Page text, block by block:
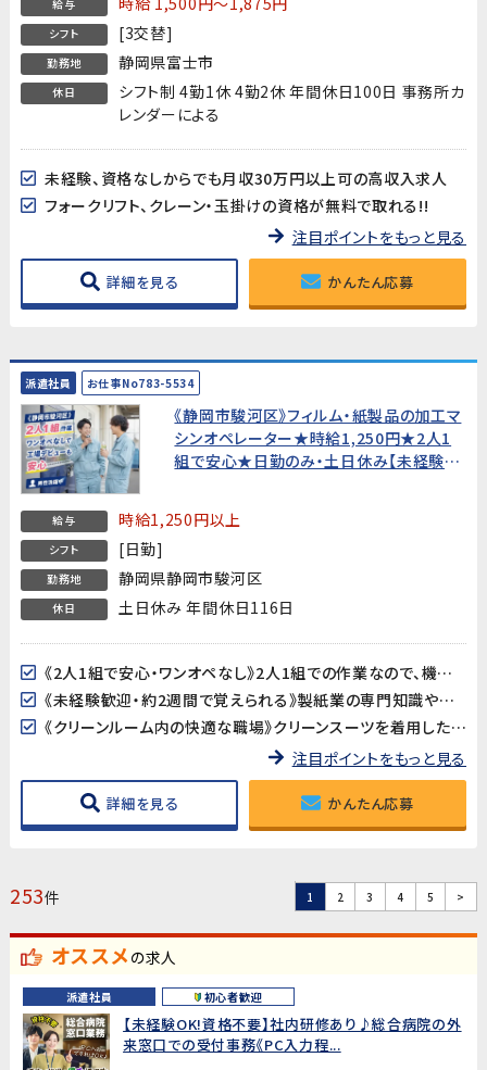
給与
シフト [3交替]
勤務地 静岡県富士市
休日
シフト制 4勤1休 4勤2休 年間休日100日 事務所カ
レンダーによる
未経験、資格なしからでも月収30万円以上可の高収入求人
フォークリフト、クレーン・玉掛けの資格が無料で取れる!!
注目ポイントをもっと見る
詳細を見る かんたん応募
派遣社員 お仕事No783-5534
《静岡市駿河区》フィルム・紙製品の加工マ
シンオペレーター★時給1,250円★2人1
組で安心★日勤のみ・土日休み【未経験歓
給与 時給1,250円以上
シフト [日勤]
勤務地 静岡県静岡市駿河区
休日 土日休み 年間休日116日
《2人1組で安心・ワンオペなし》2人1組での作業なので、機械トラブルや不明点があってもすぐに相談できます。一人で抱え込む心配がない、チームワークで取り組める職場です。
《未経験歓迎・約2週間で覚えられる》製紙業の専門知識や特別な資格は不要です。先輩スタッフのサポートを受けながら、約2週間で作業に慣れることができます。
《クリーンルーム内の快適な職場》クリーンスーツを着用したクリーンルーム内での作業です。空調完備で年中快適な温度が保たれており、気になるような臭いもありません。
注目ポイントをもっと見る
詳細を見る かんたん応募
253件 1 2 3 4 5 >
オススメの求人
派遣社員 初心者歓迎
【未経験OK!資格不要】社内研修あり♪総合病院の外
来窓口での受付事務《PC入力程...